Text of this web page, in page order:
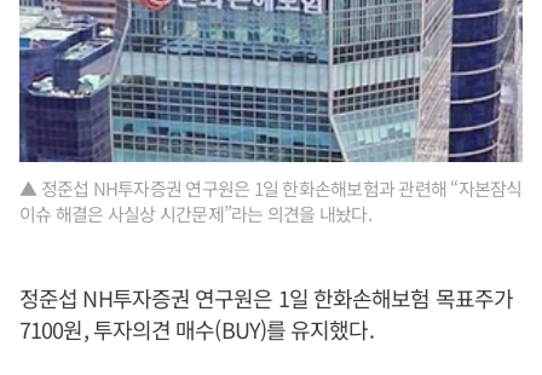
▲ 정준섭 NH투자증권 연구원은 1일 한화손해보험과 관련해 “자본잠식
이슈 해결은 사실상 시간문제”라는 의견을 내놨다.
정준섭 NH투자증권 연구원은 1일 한화손해보험 목표주가
7100원, 투자의견 매수(BUY)를 유지했다.